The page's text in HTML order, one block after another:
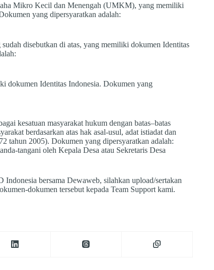
Mikro Kecil dan Menengah (UMKM), yang memiliki
yang dipersyaratkan adalah:
disebutkan di atas, yang memiliki dokumen Identitas
dokumen Identitas Indonesia. Dokumen yang
kesatuan masyarakat hukum dengan batas–batas
berdasarkan atas hak asal-usul, adat istiadat dan
tahun 2005). Dokumen yang dipersyaratkan adalah:
tangani oleh Kepala Desa atau Sekretaris Desa
bersama Dewaweb, silahkan upload/sertakan
dokumen tersebut kepada Team Support kami.